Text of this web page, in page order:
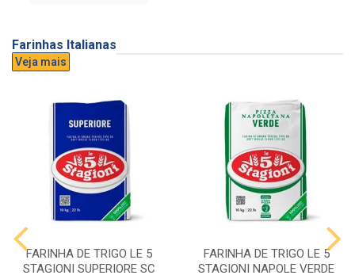
Farinhas Italianas
Veja mais
FARINHA DE TRIGO LE 5
STAGIONI SUPERIORE SC
FARINHA DE TRIGO LE 5
STAGIONI NAPOLE VERDE